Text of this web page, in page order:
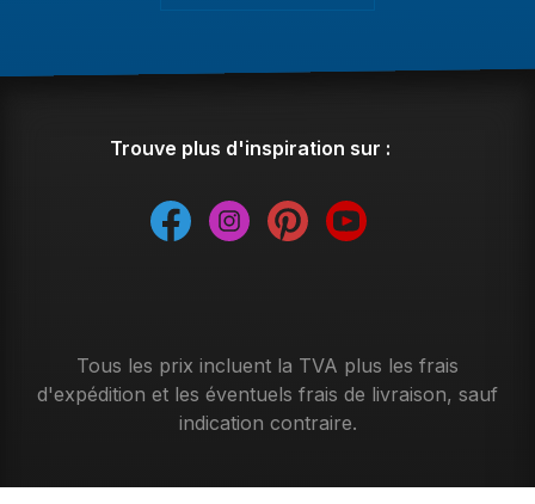
Trouve plus d'inspiration sur :
Tous les prix incluent la TVA plus les frais
d'expédition et les éventuels frais de livraison, sauf
indication contraire.